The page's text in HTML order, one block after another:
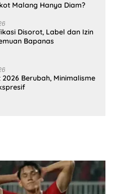
Malang Hanya Diam?
Disorot, Label dan Izin
Bapanas
Berubah, Minimalisme